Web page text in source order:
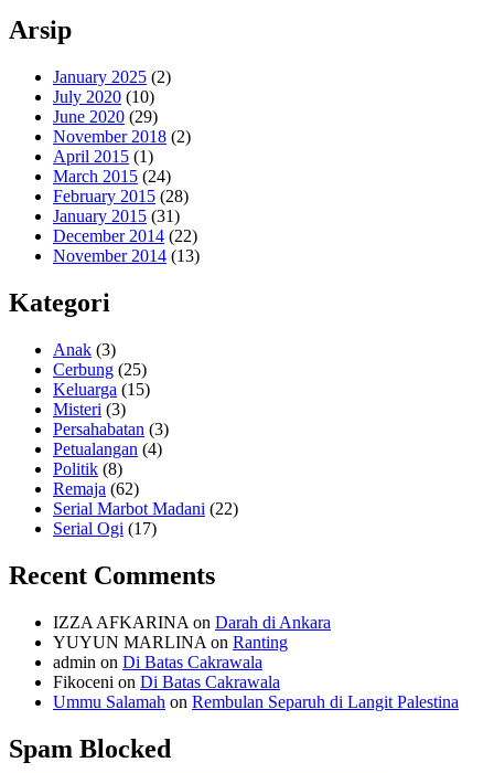
Arsip
January 2025 (2)
July 2020 (10)
June 2020 (29)
November 2018 (2)
April 2015 (1)
March 2015 (24)
February 2015 (28)
January 2015 (31)
December 2014 (22)
November 2014 (13)
Kategori
Anak (3)
Cerbung (25)
Keluarga (15)
Misteri (3)
Persahabatan (3)
Petualangan (4)
Politik (8)
Remaja (62)
Serial Marbot Madani (22)
Serial Ogi (17)
Recent Comments
IZZA AFKARINA on Darah di Ankara
YUYUN MARLINA on Ranting
admin on Di Batas Cakrawala
Fikoceni on Di Batas Cakrawala
Ummu Salamah on Rembulan Separuh di Langit Palestina
Spam Blocked